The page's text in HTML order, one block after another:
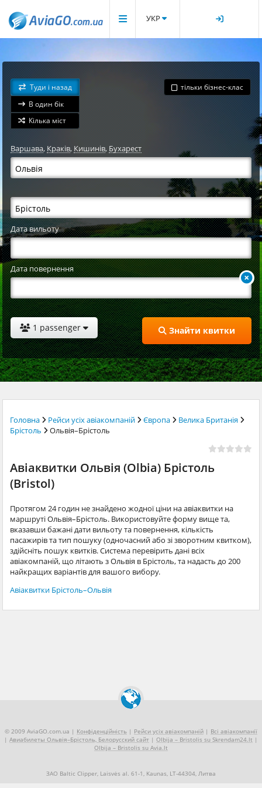
УКР
Туди і назад
В один бік
Кілька міст
тільки бізнес-клас
Варшава, Краків,Кишинів,Бухарест
Дата вильоту
Дата повернення
1 passenger Знайти квитки
Головна Рейси усіх авіакомпаній Європа
Велика Британія
Брістоль
Ольвія–Брістоль
Авіаквитки Ольвія (Olbia) Брістоль
(Bristol)
Протягом 24 годин не знайдено жодної ціни на авіаквитки на
маршруті Ольвія–Брістоль. Використовуйте форму вище та,
вказавши бажані дати вильоту та повернення, кількість
пасажирів та тип пошуку (одночасний або зі зворотним квитком),
здійсніть пошук квитків. Система перевірить дані всіх
авіакомпаній, що літають з Ольвія в Брістоль, та надасть до 200
найкращих варіантів для вашого вибору.
Авіаквитки Брістоль–Ольвія
© 2009 AviaGO.com.ua | Конфіденційність | Рейси усіх авіакомпаній | Всі авіакомпанії
| Авиабилеты Ольвія–Брістоль, Белорусский сайт | Olbija – Bristolis su Skrendam24.lt |
Olbija – Bristolis su Avia.lt
ЗАО Baltic Clipper, Laisvės al. 61-1, Kaunas, LT-44304, Литва